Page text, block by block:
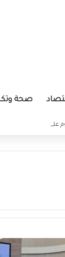
صحة
على مدينة الأبيض